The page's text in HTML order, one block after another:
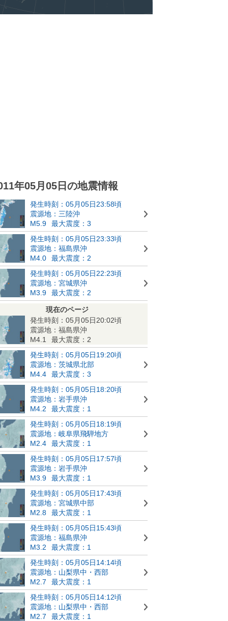
年05月05日の地震情報
発生時刻：05月05日23:58頃
震源地：三陸沖
M5.9
最大震度：3
発生時刻：05月05日23:33頃
震源地：福島県沖
M4.0
最大震度：2
発生時刻：05月05日22:23頃
震源地：宮城県沖
M3.9
最大震度：2
現在のページ
発生時刻：05月05日20:02頃
震源地：福島県沖
M4.1
最大震度：2
発生時刻：05月05日19:20頃
震源地：茨城県北部
M4.4
最大震度：3
発生時刻：05月05日18:20頃
震源地：岩手県沖
M4.2
最大震度：1
発生時刻：05月05日18:19頃
震源地：岐阜県飛騨地方
M2.4
最大震度：1
発生時刻：05月05日17:57頃
震源地：岩手県沖
M3.9
最大震度：1
発生時刻：05月05日17:43頃
震源地：宮城県中部
M2.8
最大震度：1
発生時刻：05月05日15:43頃
震源地：福島県沖
M3.2
最大震度：1
発生時刻：05月05日14:14頃
震源地：山梨県中・西部
M2.7
最大震度：1
発生時刻：05月05日14:12頃
震源地：山梨県中・西部
M2.7
最大震度：1